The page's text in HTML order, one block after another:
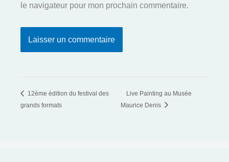
le navigateur pour mon prochain commentaire.
12ème édition du festival des
grands formats
Live Painting au Musée
Maurice Denis